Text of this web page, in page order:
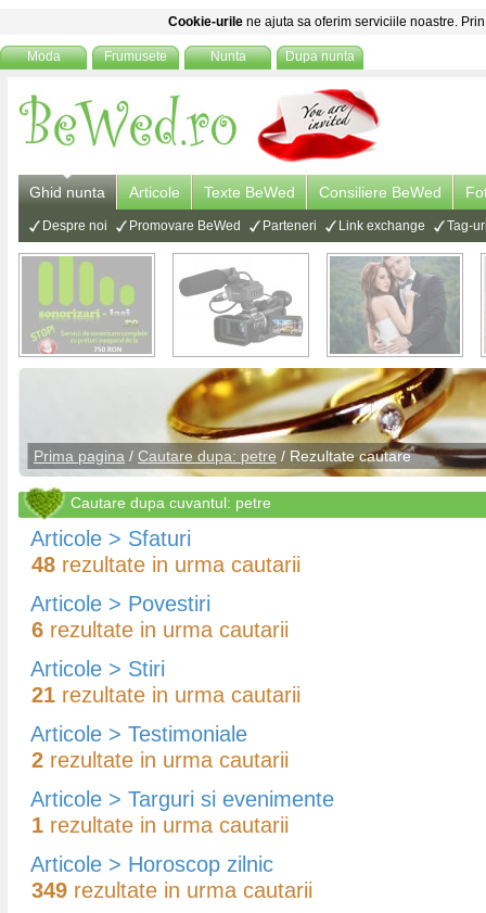
Cookie-urile ne ajuta sa oferim serviciile noastre.
Moda Frumusete Nunta Dupa nunta
Ghid nunta Articole Texte BeWed Consiliere BeWed
Despre noi Promovare BeWed Parteneri Link exchange Tag-
Prima pagina / Cautare dupa: petre / Rezultate cautare
Cautare dupa cuvantul: petre
Articole > Sfaturi
48 rezultate in urma cautarii
Articole > Povestiri
6 rezultate in urma cautarii
Articole > Stiri
21 rezultate in urma cautarii
Articole > Testimoniale
2 rezultate in urma cautarii
Articole > Targuri si evenimente
1 rezultate in urma cautarii
Articole > Horoscop zilnic
349 rezultate in urma cautarii